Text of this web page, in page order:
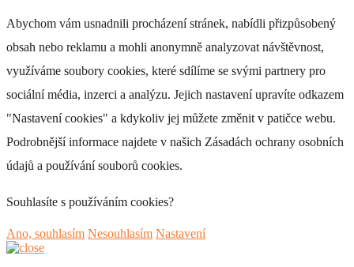
Abychom vám usnadnili procházení stránek, nabídli přizpůsobený
obsah nebo reklamu a mohli anonymně analyzovat návštěvnost,
využíváme soubory cookies, které sdílíme se svými partnery pro
sociální média, inzerci a analýzu. Jejich nastavení upravíte odkazem
"Nastavení cookies" a kdykoliv jej můžete změnit v patičce webu.
Podrobnější informace najdete v našich Zásadách ochrany osobních
údajů a používání souborů cookies.
Souhlasíte s používáním cookies?
Ano, souhlasím Nesouhlasím Nastavení